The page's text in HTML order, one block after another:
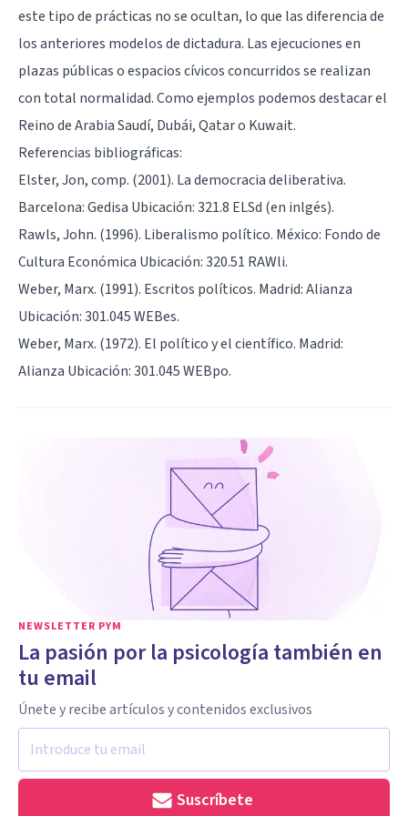
este tipo de prácticas no se ocultan, lo que las diferencia de
los anteriores modelos de dictadura. Las ejecuciones en
plazas públicas o espacios cívicos concurridos se realizan
con total normalidad. Como ejemplos podemos destacar el
Reino de Arabia Saudí, Dubái, Qatar o Kuwait.
Referencias bibliográficas:
Elster, Jon, comp. (2001). La democracia deliberativa.
Barcelona: Gedisa Ubicación: 321.8 ELSd (en inlgés).
Rawls, John. (1996). Liberalismo político. México: Fondo de
Cultura Económica Ubicación: 320.51 RAWli.
Weber, Marx. (1991). Escritos políticos. Madrid: Alianza
Ubicación: 301.045 WEBes.
Weber, Marx. (1972). El político y el científico. Madrid:
Alianza Ubicación: 301.045 WEBpo.
NEWSLETTER PYM
La pasión por la psicología también en
tu email
Únete y recibe artículos y contenidos exclusivos
Suscríbete